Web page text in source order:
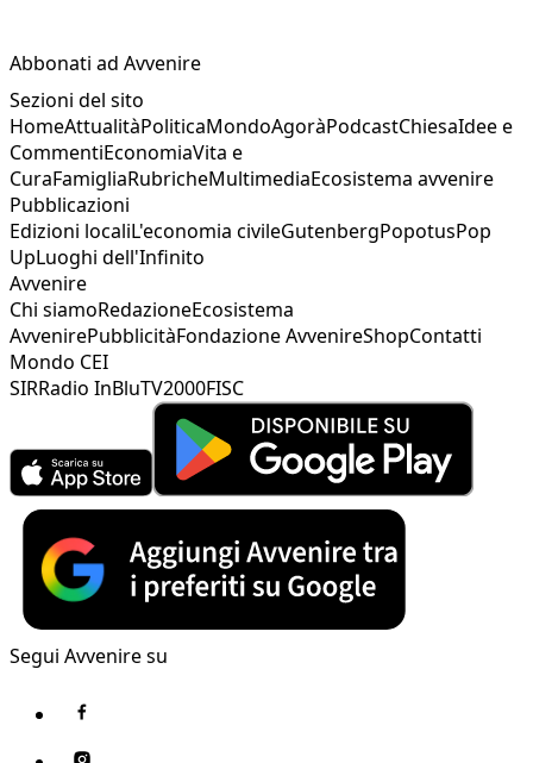
Abbonati ad Avvenire
Sezioni del sito
HomeAttualitàPoliticaMondoAgoràPodcastChiesaIdee e
CommentiEconomiaVita e
CuraFamigliaRubricheMultimediaEcosistema avvenire
Pubblicazioni
Edizioni localiL'economia civileGutenbergPopotusPop
UpLuoghi dell'Infinito
Avvenire
Chi siamoRedazioneEcosistema
AvvenirePubblicitàFondazione AvvenireShopContatti
Mondo CEI
SIRRadio InBluTV2000FISC
Segui Avvenire su